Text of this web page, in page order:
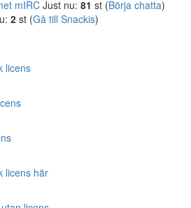
mIRC Just nu: 81 st (Börja chatta)
2 st (Gå till Snackis)
licens
licens här